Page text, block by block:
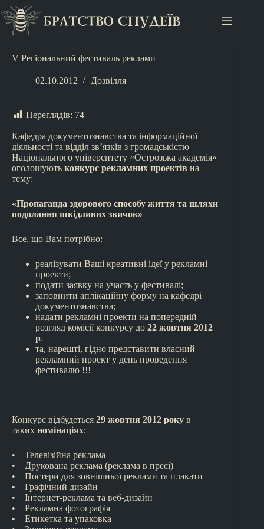
V Регіональний фестиваль реклами
02.10.2012 Дозвілля
Переглядів: 74
Кафедра документознавства та інформаційної
діяльності та відділ зв’язків з громадськістю
Національного університету «Острозька академія»
оголошують конкурс рекламних проектів на
тему:
«Пропаганда здорового способу життя та шляхи
подолання шкідливих звичок»
Все, що Вам потрібно:
реалізувати Ваші креативні ідеї у рекламні
проекти;
подати заявку на участь у фестивалі;
заповнити аплікаційну форму на кафедрі
документознавства;
надати рекламні проекти на попередній
розгляд комісії конкурсу до 22 жовтня 2012
р.
та, нарешті, гідно представити власний
рекламний проект у день проведення
фестивалю !!!
Конкурс відбудеться 29 жовтня 2012 року в
таких номінаціях:
• Телевізійна реклама
• Друкована реклама (реклама в пресі)
• Постери для зовнішньої реклами та плакати
• Графічний дизайн
• Інтернет-реклама та веб-дизайн
• Рекламна фотографія
• Етикетка та упаковка